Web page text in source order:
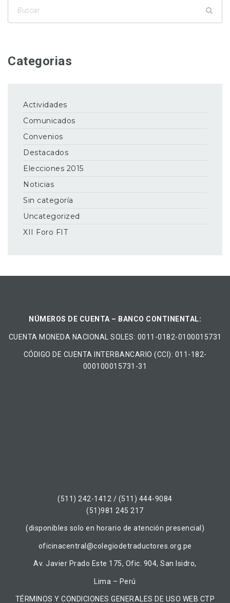
Categorias
Actividades
Comunicados
Convenios
Destacados
Elecciones 2015
Noticias
Sin categoría
Uncategorized
XII Foro FIT
NÚMEROS DE CUENTA – BANCO CONTINENTAL:
CUENTA MONEDA NACIONAL​ ​SOLES​: 0011-0182-0100015731
CÓDIGO DE CUENTA INTERBANCARIO (CCI): 011-182-
000100015731-31
(511) 242-1412 / (511) 444-9084
(51)981 245 217
(disponibles solo en horario de atención presencial)
oficinacentral@colegiodetraductores.org.pe
Av. Javier Prado Este 175, Ofic. 904, San Isidro,
Lima – Perú
TÉRMINOS Y CONDICIONES GENERALES DE USO WEB CTP